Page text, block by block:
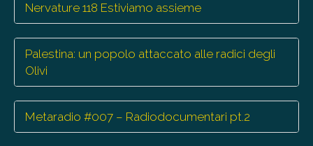
Nervature 118 Estiviamo assieme
Palestina: un popolo attaccato alle radici degli
Olivi
Metaradio #007 – Radiodocumentari pt.2